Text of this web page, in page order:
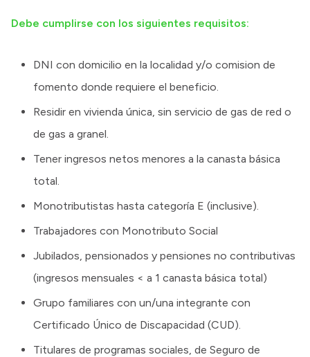
Debe cumplirse con los siguientes requisitos:
DNI con domicilio en la localidad y/o comision de
fomento donde requiere el beneficio.
Residir en vivienda única, sin servicio de gas de red o
de gas a granel.
Tener ingresos netos menores a la canasta básica
total.
Monotributistas hasta categoría E (inclusive).
Trabajadores con Monotributo Social
Jubilados, pensionados y pensiones no contributivas
(ingresos mensuales < a 1 canasta básica total)
Grupo familiares con un/una integrante con
Certificado Único de Discapacidad (CUD).
Titulares de programas sociales, de Seguro de